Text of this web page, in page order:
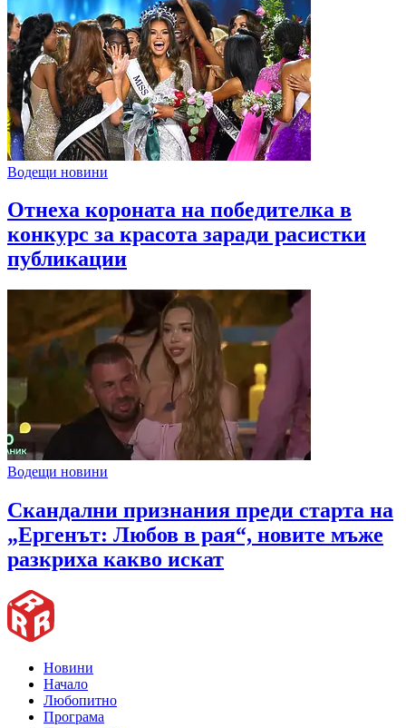
Водещи новини
Отнеха короната на победителка в
конкурс за красота заради расистки
публикации
Водещи новини
Скандални признания преди старта на
„Ергенът: Любов в рая“, новите мъже
разкриха какво искат
Новини
Начало
Любопитно
Програма